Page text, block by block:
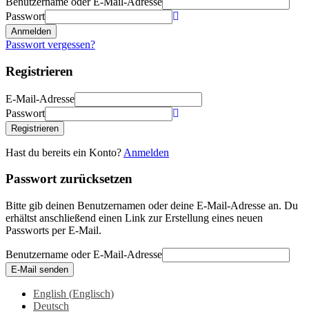
Passwort
Anmelden
Passwort vergessen?
Registrieren
E-Mail-Adresse
Passwort
Registrieren
Hast du bereits ein Konto? Anmelden
Passwort zurücksetzen
Bitte gib deinen Benutzernamen oder deine E-Mail-Adresse an. Du
erhältst anschließend einen Link zur Erstellung eines neuen
Passworts per E-Mail.
Benutzername oder E-Mail-Adresse
E-Mail senden
English (Englisch)
Deutsch